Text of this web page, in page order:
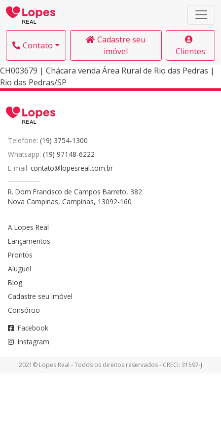
Contato
Cadastre seu
imóvel
Clientes
CH003679 | Chácara venda Área Rural de Rio das Pedras |
Rio das Pedras/SP
Telefone: (19) 3754-1300
Whatsapp: (19) 97148-6222
E-mail: contato@lopesreal.com.br
R. Dom Francisco de Campos Barreto, 382
Nova Campinas, Campinas, 13092-160
A Lopes Real
Lançamentos
Prontos
Aluguel
Blog
Cadastre seu imóvel
Consórcio
Facebook
Instagram
2021© Lopes Real - Todos os direitos reservados - CRECI: 31597-J